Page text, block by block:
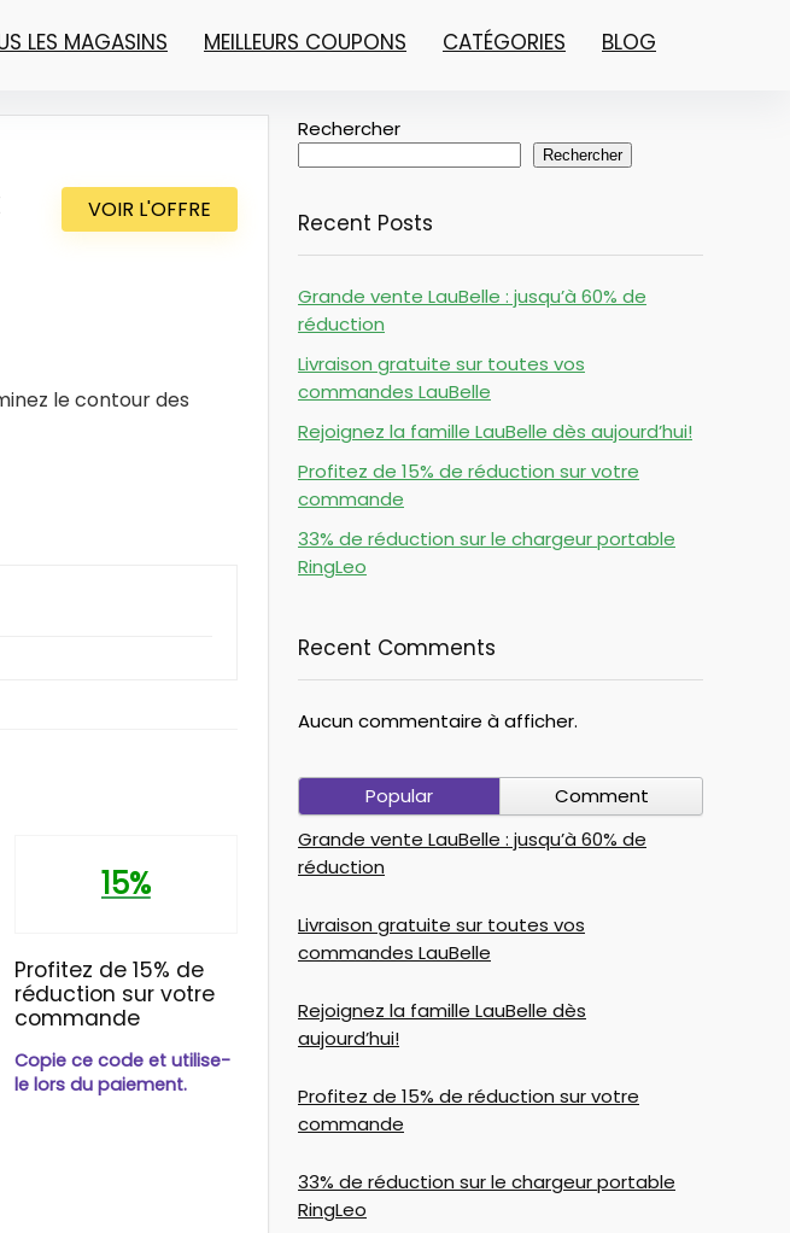
LES MAGASINS MEILLEURS COUPONS CATÉGORIES BLOG
VOIR L'OFFRE
le contour des
15%
Profitez de 15% de
réduction sur votre
commande
Copie ce code et utilise-
le lors du paiement.
Rechercher
Rechercher
Recent Posts
Grande vente LauBelle : jusqu’à 60% de
réduction
Livraison gratuite sur toutes vos
commandes LauBelle
Rejoignez la famille LauBelle dès aujourd’hui!
Profitez de 15% de réduction sur votre
commande
33% de réduction sur le chargeur portable
RingLeo
Recent Comments
Aucun commentaire à afficher.
Popular
Comment
Grande vente LauBelle : jusqu’à 60% de
réduction
Livraison gratuite sur toutes vos
commandes LauBelle
Rejoignez la famille LauBelle dès
aujourd’hui!
Profitez de 15% de réduction sur votre
commande
33% de réduction sur le chargeur portable
RingLeo